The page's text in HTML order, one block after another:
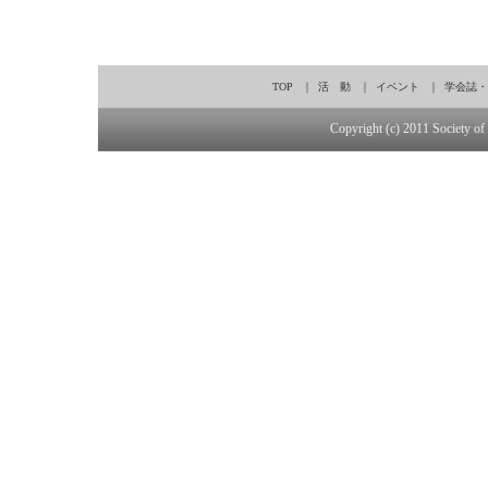
TOP ｜ 活 動 ｜ イベント ｜ 学会誌
Copyright (c) 2011 Society